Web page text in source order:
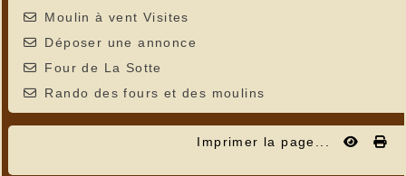
Moulin à vent Visites
Déposer une annonce
Four de La Sotte
Rando des fours et des moulins
Imprimer la page...